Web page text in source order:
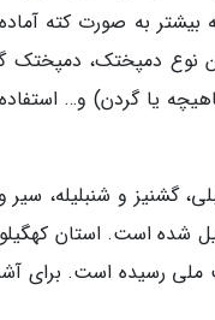
بیشتر به صورت کته
نوع دمپختک، دمپختک
یا گردن) و…
گشنیز و شنبلیله، سیر
شده است. استان
ملی رسیده است. برای